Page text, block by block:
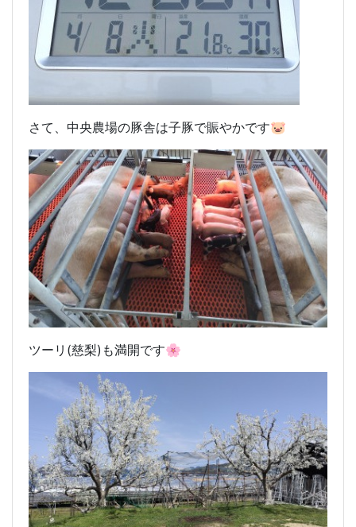
さて、中央農場の豚舎は子豚で賑やかです🐷
ツーリ(慈梨)も満開です🌸